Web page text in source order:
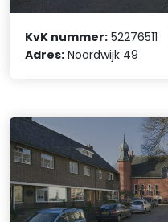
KvK nummer: 52276511
Adres: Noordwijk 49